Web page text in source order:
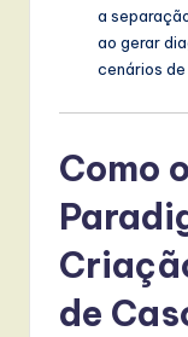
a
ao gerar
cenários de
Como
de